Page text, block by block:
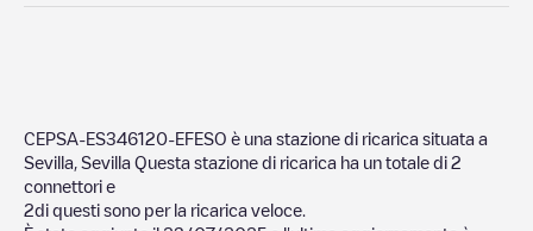
CEPSA-ES346120-EFESO è una stazione di ricarica situata a
Sevilla Sevilla Questa stazione di ricarica ha un totale di 2
connettori e
2di questi sono per la ricarica veloce.